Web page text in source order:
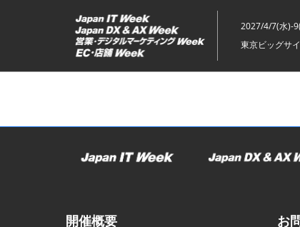
ッ
2027/4/7(水)-
東京ビッグサ
開催概要 お